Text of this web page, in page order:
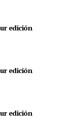
edición
edición
edición